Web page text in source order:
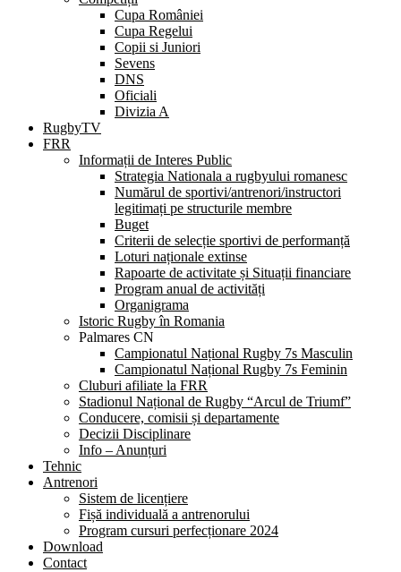
Cupa României
Cupa Regelui
Copii si Juniori
Sevens
DNS
Oficiali
Divizia A
RugbyTV
FRR
Informații de Interes Public
Strategia Nationala a rugbyului romanesc
Numărul de sportivi/antrenori/instructori
legitimați pe structurile membre
Buget
Criterii de selecție sportivi de performanță
Loturi naționale extinse
Rapoarte de activitate și Situații financiare
Program anual de activități
Organigrama
Istoric Rugby în Romania
Palmares CN
Campionatul Național Rugby 7s Masculin
Campionatul Național Rugby 7s Feminin
Cluburi afiliate la FRR
Stadionul Național de Rugby “Arcul de Triumf”
Conducere, comisii și departamente
Decizii Disciplinare
Info – Anunțuri
Tehnic
Antrenori
Sistem de licențiere
Fișă individuală a antrenorului
Program cursuri perfecționare 2024
Download
Contact